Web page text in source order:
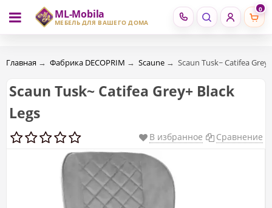
ML-Mobila
МЕБЕЛЬ ДЛЯ ВАШЕГО ДОМА
0
RU RO
Главная → Фабрика DECOPRIM → Scaune → Scaun Tusk~ Catifea
Scaun Tusk~ Catifea Grey+ Black
Legs
В избранное Сравнение